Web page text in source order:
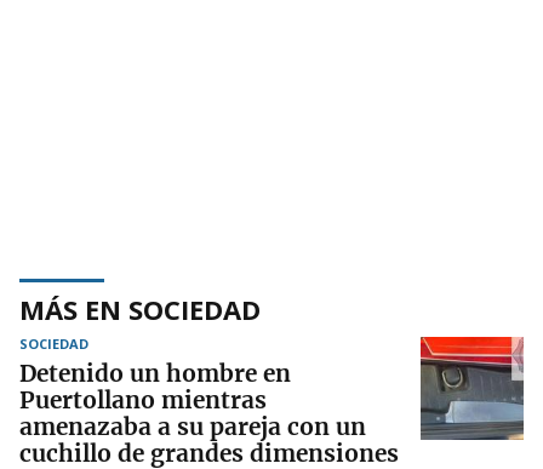
MÁS EN SOCIEDAD
SOCIEDAD
Detenido un hombre en
Puertollano mientras
amenazaba a su pareja con un
cuchillo de grandes dimensiones